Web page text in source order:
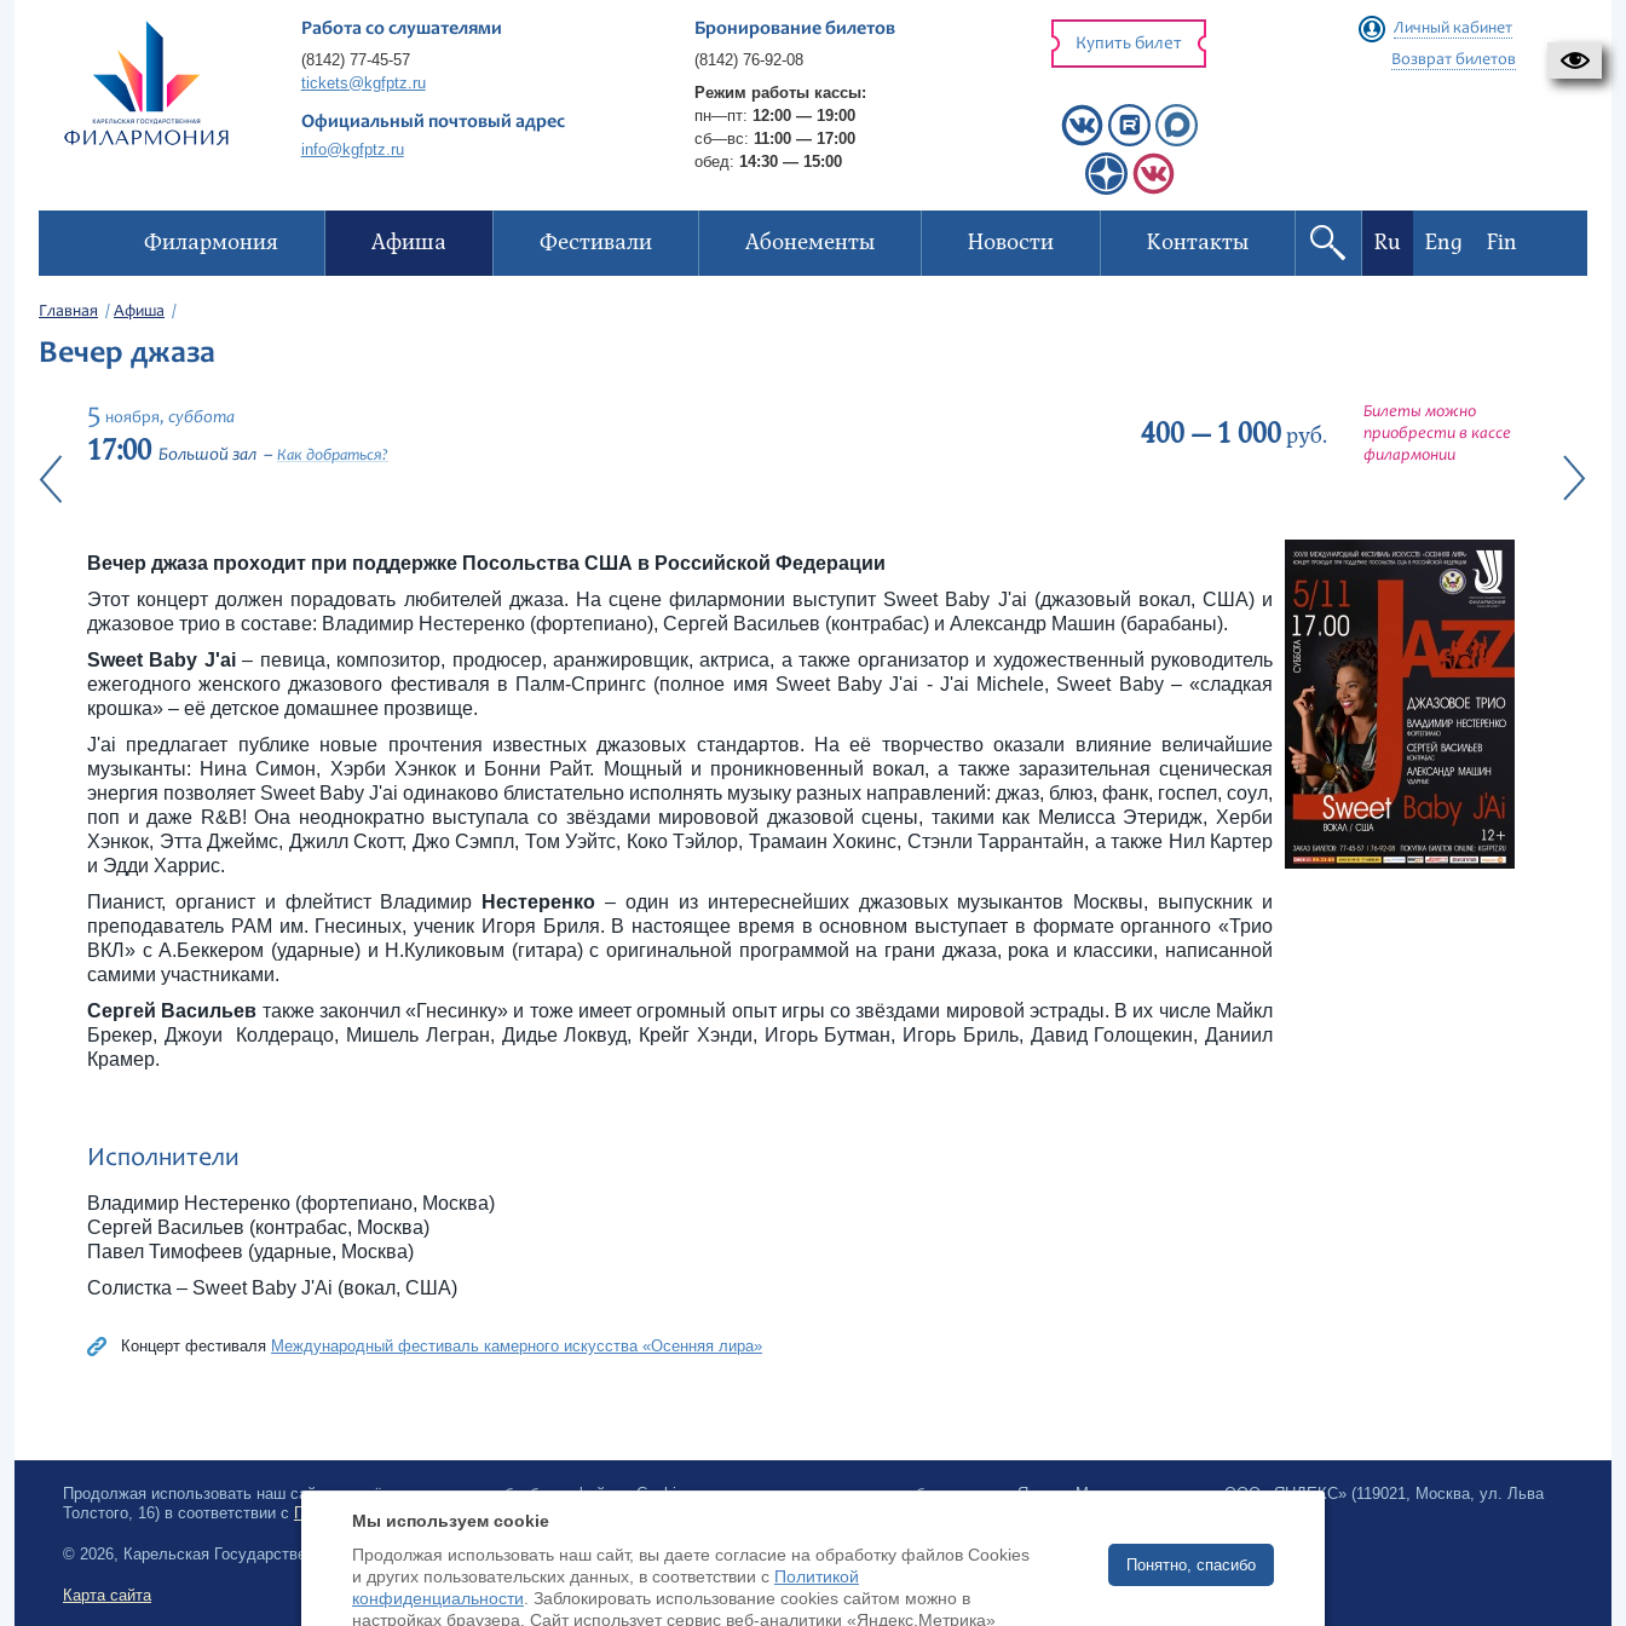
Работа со слушателями
(8142) 77-45-57
tickets@kgfptz.ru
Официальный почтовый адрес
info@kgfptz.ru
Бронирование билетов
(8142) 76-92-08
Режим работы кассы:
пн—пт: 12:00 — 19:00
сб—вс: 11:00 — 17:00
обед: 14:30 — 15:00
Купить билет
Личный кабинет
Возврат билетов
Филармония Афиша Фестивали Абонементы Новости Контакты Ru Eng Fin
Главная Афиша
Вечер джаза
5 ноября, суббота
17:00 Большой зал Как добраться?
400 — 1 000руб.
Билеты можно
приобрести в кассе
филармонии
Вечер джаза проходит при поддержке Посольства США в Российской Федерации
Этот концерт должен порадовать любителей джаза. На сцене филармонии выступит Sweet Baby J'ai (джазовый вокал, США) и
джазовое трио в составе: Владимир Нестеренко (фортепиано), Сергей Васильев (контрабас) и Александр Машин (барабаны).
Sweet Baby J'ai– певица, композитор, продюсер, аранжировщик, актриса, а также организатор и художественный руководитель
ежегодного женского джазового фестиваля в Палм-Спрингс (полное имя Sweet Baby J'ai - J'ai Michele, Sweet Baby – «сладкая
крошка» – её детское домашнее прозвище.
J'ai предлагает публике новые прочтения известных джазовых стандартов. На её творчество оказали влияние величайшие
музыканты: Нина Симон, Хэрби Хэнкок и Бонни Райт. Мощный и проникновенный вокал, а также заразительная сценическая
энергия позволяет Sweet Baby J'ai одинаково блистательно исполнять музыку разных направлений: джаз, блюз, фанк, госпел, соул,
поп и даже R&B! Она неоднократно выступала со звёздами мирововой джазовой сцены, такими как Мелисса Этеридж, Херби
Хэнкок, Этта Джеймс, Джилл Скотт, Джо Сэмпл, Том Уэйтс, Коко Тэйлор, Трамаин Хокинс, Стэнли Таррантайн, а также Нил Картер
и Эдди Харрис.
Пианист, органист и флейтист Владимир
Нестеренко– один из интереснейших джазовых музыкантов Москвы, выпускник и
преподаватель РАМ им. Гнесиных, ученик Игоря Бриля. В настоящее время в основном выступает в формате органного «Трио
ВКЛ» с А.Беккером (ударные) и Н.Куликовым (гитара) c оригинальной программой на грани джаза, рока и классики, написанной
самими участниками.
Сергей Васильев также закончил «Гнесинку» и тоже имеет огромный опыт игры со звёздами мировой эстрады. В их числе Майкл
Брекер, Джоуи Колдерацо, Мишель Легран, Дидье Локвуд, Крейг Хэнди, Игорь Бутман, Игорь Бриль, Давид Голощекин, Даниил
Крамер.
Исполнители
Владимир Нестеренко (фортепиано, Москва)
Сергей Васильев (контрабас, Москва)
Павел Тимофеев (ударные, Москва)
Солистка – Sweet Baby J'Аi (вокал, США)
Концерт фестиваля Международный фестиваль камерного искусства «Осенняя лира»
Продолжая использовать наш сайт, вы даёте согласие на обработку файлов Cookies и использование сервисов веб-аналитики «Яндекс.Метрика» компании ООО «ЯНДЕКС» (119021, Москва, ул. Льва
Толстого, 16) в соответствии с Политикой конфиденциальности .
© 2026, Карельская Государственная филармония
Карта сайта
Доступна оплата банковскими картами Разработка сайта:
Мы используем cookie
Продолжая использовать наш сайт, вы даете согласие на обработку файлов Cookies
и других пользовательских данных, в соответствии с Политикой
конфиденциальности . Заблокировать использование cookies сайтом можно в
настройках браузера. Cайт использует сервис веб-аналитики «Яндекс.Метрика»
Понятно, спасибо